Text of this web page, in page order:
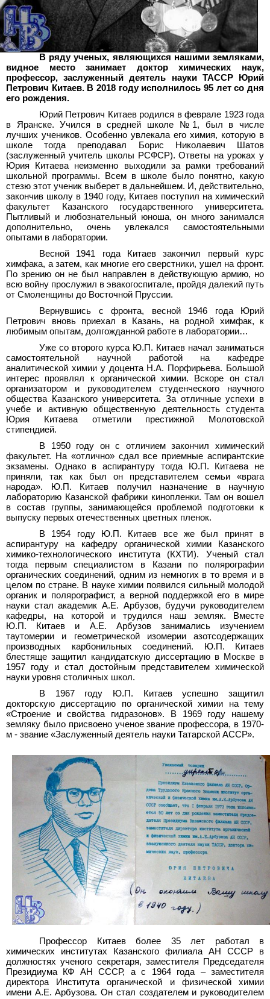
В ряду ученых, являющихся нашими земляками,
видное место занимает доктор химических наук,
профессор, заслуженный деятель науки ТАССР Юрий
Петрович Китаев. В 2018 году исполнилось 95 лет со дня
его рождения.
Юрий Петрович Китаев родился в феврале 1923 года
в Яранске. Учился в средней школе №1, был в числе
лучших учеников. Особенно увлекала его химия, которую в
школе тогда преподавал Борис Николаевич Шатов
(заслуженный учитель школы РСФСР). Ответы на уроках у
Юрия Китаева неизменно выходили за рамки требований
школьной программы. Всем в школе было понятно, какую
стезю этот ученик выберет в дальнейшем. И, действительно,
закончив школу в 1940 году, Китаев поступил на химический
факультет Казанского государственного университета.
Пытливый и любознательный юноша, он много занимался
дополнительно, очень увлекался самостоятельными
опытами в лаборатории.
Весной 1941 года Китаев закончил первый курс
химфака, а затем, как многие его сверстники, ушел на фронт.
По зрению он не был направлен в действующую армию, но
всю войну прослужил в эвакогоспитале, пройдя далекий путь
от Смоленщины до Восточной Пруссии.
Вернувшись с фронта, весной 1946 года Юрий
Петрович вновь приехал в Казань, на родной химфак, к
любимым опытам, долгожданной работе в лаборатории…
Уже со второго курса Ю.П. Китаев начал заниматься
самостоятельной научной работой на кафедре
аналитической химии у доцента Н.А. Порфирьева. Большой
интерес проявлял к органической химии. Вскоре он стал
организатором и руководителем студенческого научного
общества Казанского университета. За отличные успехи в
учебе и активную общественную деятельность студента
Юрия Китаева отметили престижной Молотовской
стипендией.
В 1950 году он с отличием закончил химический
факультет. На «отлично» сдал все приемные аспирантские
экзамены. Однако в аспирантуру тогда Ю.П.
Китаева не
приняли, так как был он представителем семьи «врага
народа». Ю.П.
Китаев получил назначение в научную
лабораторию Казанской фабрики кинопленки. Там он вошел
в состав группы, занимающейся проблемой подготовки к
выпуску первых отечественных цветных пленок.
В 1954 году Ю.П.
Китаев все же был принят в
аспирантуру на кафедру органической химии Казанского
химико-технологического института (КХТИ). Ученый стал
тогда первым специалистом в Казани по полярографии
органических соединений, одним из немногих в то время и в
целом по стране. В науке химии появился сильный молодой
органик и полярографист, а верной поддержкой его в мире
науки стал академик А.Е. Арбузов, будучи руководителем
кафедры, на которой и трудился наш земляк. Вместе
Ю.П.
Китаев и А.Е.
Арбузов занимались изучением
таутомерии и геометрической изомерии азотсодержащих
производных карбонильных соединений. Ю.П.
Китаев
блестяще защитил кандидатскую диссертацию в Москве в
1957 году и стал достойным представителем химической
науки уровня столичных школ.
В 1967 году Ю.П.
Китаев успешно защитил
докторскую диссертацию по органической химии на тему
«Строение и свойства гидразонов». В 1969
году нашему
земляку было присвоено ученое звание профессора, в 1970-
м - звание «Заслуженный деятель науки Татарской АССР».
Профессор Китаев более 35
лет работал в
химических институтах Казанского филиала АН
СССР в
должностях ученого секретаря, заместителя Председателя
Президиума КФ
АН СССР, а с 1964
года – заместителя
директора Института органической и физической химии
имени А.Е. Арбузова. Он стал создателем и руководителем